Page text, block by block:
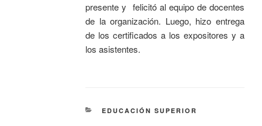
presente y felicitó al equipo de docentes
de la organización. Luego, hizo entrega
de los certificados a los expositores y a
los asistentes.
EDUCACIÓN SUPERIOR